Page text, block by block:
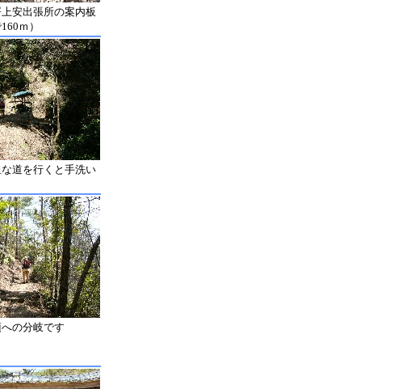
安出張所の案内板
ｍ）
道を行くと手洗い
の分岐です